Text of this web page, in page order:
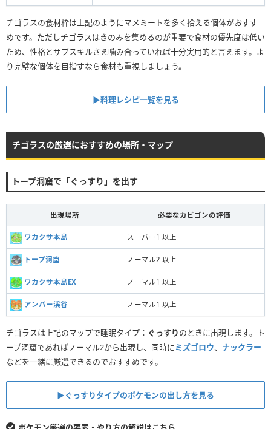
チゴラスの食材枠は上記のようにマメミートを多く拾える個体がおすす
めです。ただしチゴラスはきのみを集めるのが重要で食材の優先度は低い
ため、性格とサブスキルさえ噛み合っていれば十分実用的と言えます。よ
り完璧な個体を目指すなら食材も重視しましょう。
▶︎料理レシピ一覧を見る
チゴラスの厳選におすすめの場所・マップ
トープ洞窟で「ぐっすり」を出す
出現場所 必要なカビゴンの評価
ワカクサ本島 スーパー1 以上
トープ洞窟 ノーマル2 以上
ワカクサ本島EX ノーマル1 以上
アンバー渓谷 ノーマル1 以上
チゴラスは上記のマップで睡眠タイプ： ぐっすりのときに出現します。ト
ープ洞窟であればノーマル2から出現し、同時にミズゴロウ、 ナックラー
などを一緒に厳選できるのでおすすめです。
▶︎ぐっすりタイプのポケモンの出し方を見る